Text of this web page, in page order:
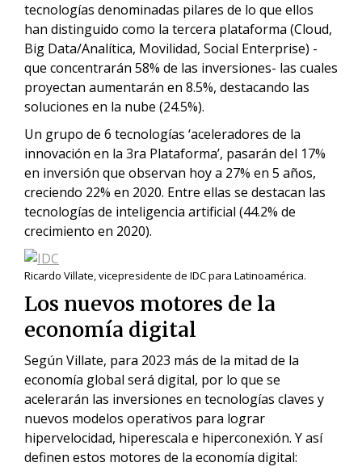
tecnologías denominadas pilares de lo que ellos
han distinguido como la tercera plataforma (Cloud,
Big Data/Analítica, Movilidad, Social Enterprise) -
que concentrarán 58% de las inversiones- las cuales
proyectan aumentarán en 8.5%, destacando las
soluciones en la nube (24.5%).
Un grupo de 6 tecnologías ‘aceleradores de la
innovación en la 3ra Plataforma’, pasarán del 17%
en inversión que observan hoy a 27% en 5 años,
creciendo 22% en 2020. Entre ellas se destacan las
tecnologías de inteligencia artificial (44.2% de
crecimiento en 2020).
Ricardo Villate, vicepresidente de IDC para Latinoamérica.
Los nuevos motores de la
economía digital
Según Villate, para 2023 más de la mitad de la
economía global será digital, por lo que se
acelerarán las inversiones en tecnologías claves y
nuevos modelos operativos para lograr
hipervelocidad, hiperescala e hiperconexión. Y así
definen estos motores de la economía digital: